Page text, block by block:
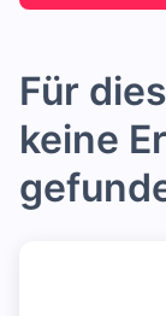
Für
keine